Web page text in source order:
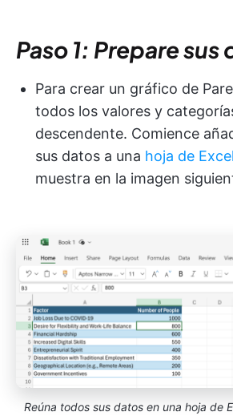
Paso 1: Prepare sus
Para crear un gráfico de
todos los valores y
descendente. Comience
sus datos a una hoja de Excel
muestra en la imagen
Reúna todos sus datos en una hoja de